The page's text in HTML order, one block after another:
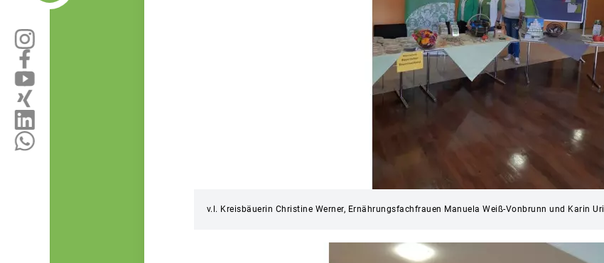
v.l. Kreisbäuerin Christine Werner, Ernährungsfachfrauen Manuela Weiß-Vonbrunn und Karin Uri